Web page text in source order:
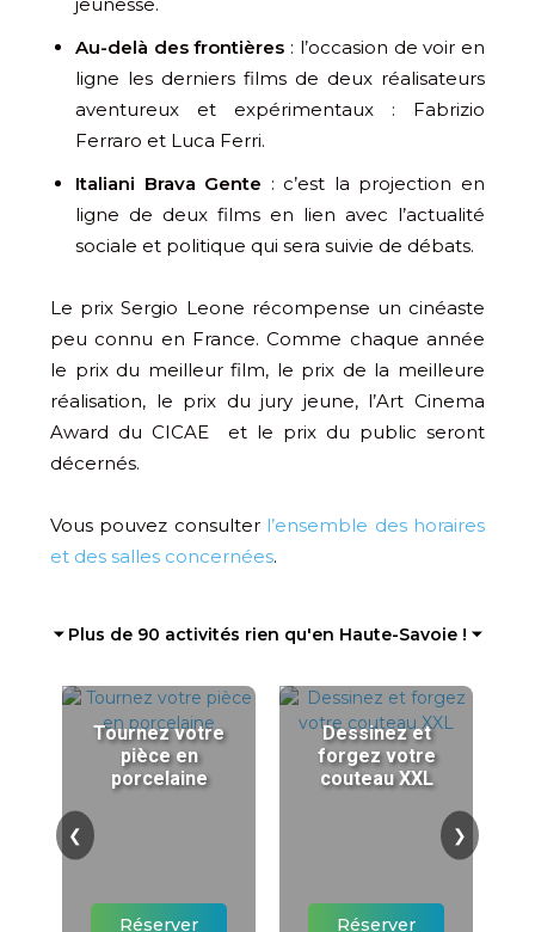
Au-delà des frontières : l’occasion de voir en
ligne les derniers films de deux réalisateurs
aventureux et expérimentaux : Fabrizio
Ferraro et Luca Ferri.
Italiani Brava Gente : c’est la projection en
ligne de deux films en lien avec l’actualité
sociale et politique qui sera suivie de débats.
Le prix Sergio Leone récompense un cinéaste
peu connu en France. Comme chaque année
le prix du meilleur film, le prix de la meilleure
réalisation, le prix du jury jeune, l’Art Cinema
Award du CICAE et le prix du public seront
décernés.
Vous pouvez consulter l’ensemble des horaires
et des salles concernées.
⏷ Plus de 90 activités rien qu'en Haute-Savoie ! ⏷
Tournez votre
pièce en
porcelaine
Réserver
Dessinez et
forgez votre
couteau XXL
Réserver
❮ ❯